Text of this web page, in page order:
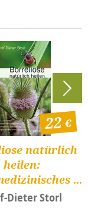
natürlich
heilen:
...
Dieter Storl
22